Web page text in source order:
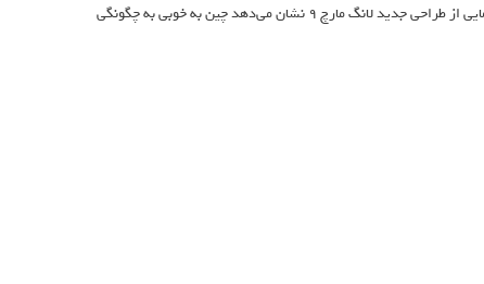
اما مسابقه هنوز در ابتدای مسیر است و برنده‌ی واقعی سال‌ها بعد مشخص خواهد شد. رونمایی از طراحی جدید لانگ مارچ ۹ نشان می‌دهد چین به خوبی به چگونگی